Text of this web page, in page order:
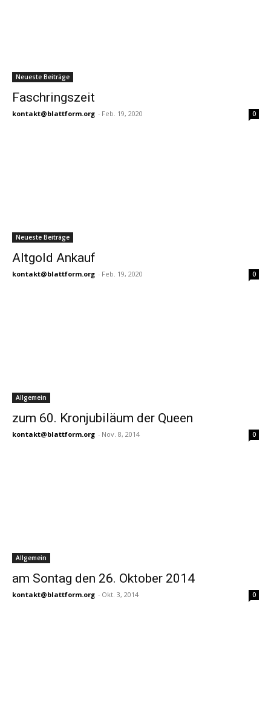
Neueste Beiträge
Faschringszeit
kontakt@blattform.org - Feb. 19, 2020 0
Neueste Beiträge
Altgold Ankauf
kontakt@blattform.org - Feb. 19, 2020 0
Allgemein
zum 60. Kronjubiläum der Queen
kontakt@blattform.org - Nov. 8, 2014 0
Allgemein
am Sontag den 26. Oktober 2014
kontakt@blattform.org - Okt. 3, 2014 0